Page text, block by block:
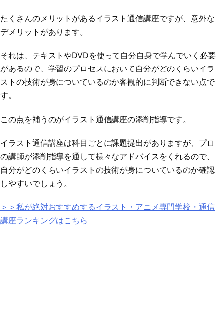
たくさんのメリットがあるイラスト通信講座ですが、意外な
デメリットがあります。
それは、テキストやDVDを使って自分自身で学んでいく必要
があるので、学習のプロセスにおいて自分がどのくらいイラ
ストの技術が身についているのか客観的に判断できない点で
す。
この点を補うのがイラスト通信講座の添削指導です。
イラスト通信講座は科目ごとに課題提出がありますが、プロ
の講師が添削指導を通して様々なアドバイスをくれるので、
自分がどのくらいイラストの技術が身についているのか確認
しやすいでしょう。
＞＞私が絶対おすすめするイラスト・アニメ専門学校・通信
講座ランキングはこちら